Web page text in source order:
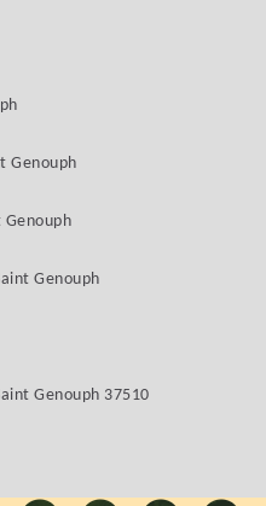
Genouph
Genouph
Genouph
Genouph 37510